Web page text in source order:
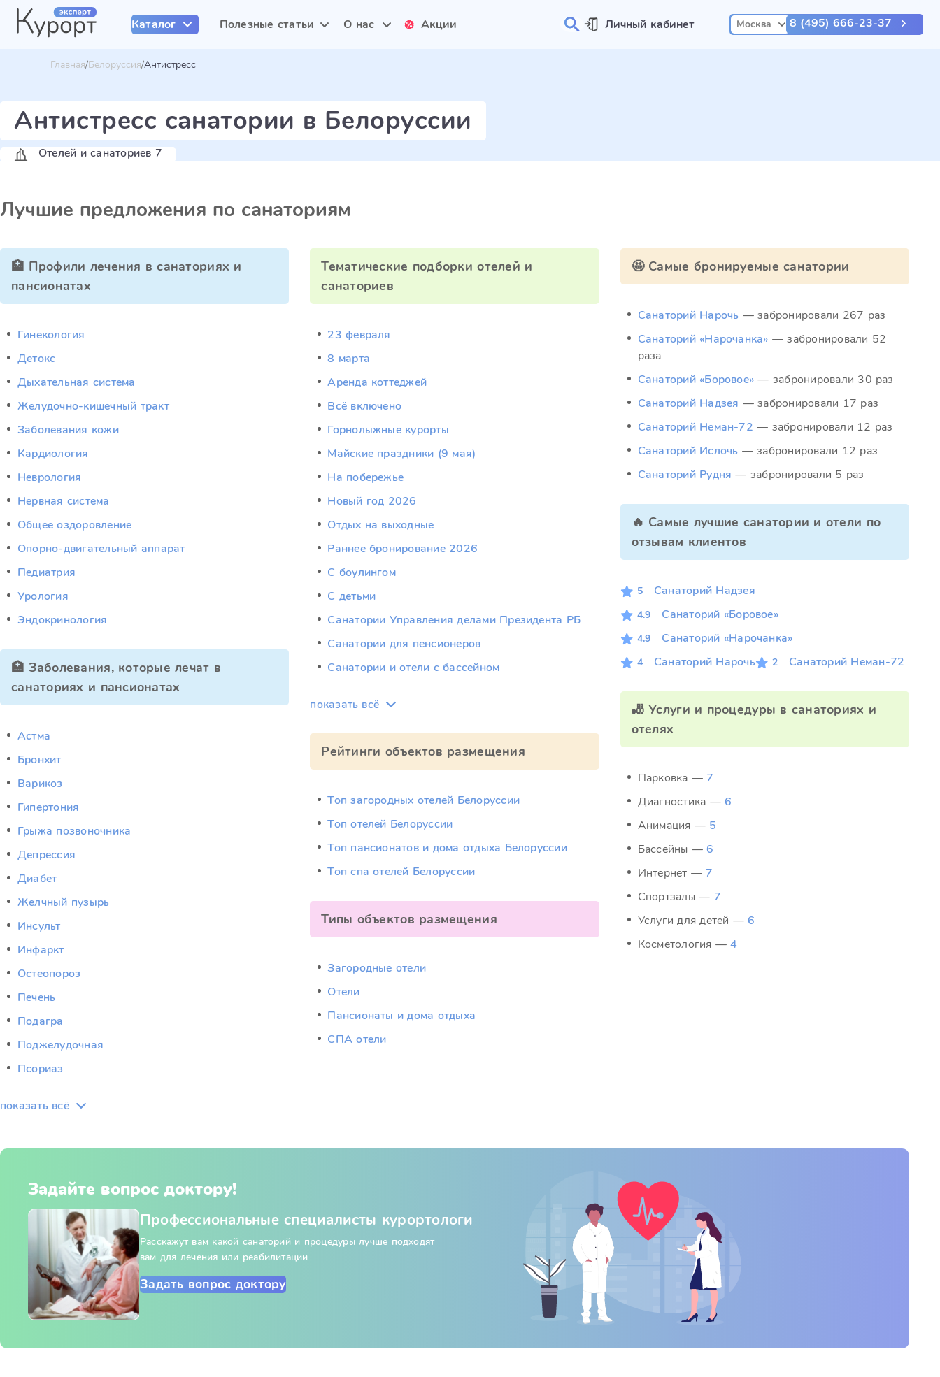
Каталог Полезные статьи О нас Акции Личный кабинет Москва 8 (495) 666-23-37
Главная Белоруссия Антистресс
Антистресс санатории в Белоруссии
Отелей и санаториев 7
Лучшие предложения по санаториям
🏥 Профили лечения в санаториях и
пансионатах
Гинекология
Детокс
Дыхательная система
Желудочно-кишечный тракт
Заболевания кожи
Кардиология
Неврология
Нервная система
Общее оздоровление
Опорно-двигательный аппарат
Педиатрия
Урология
Эндокринология
🏥 Заболевания, которые лечат в
санаториях и пансионатах
Астма
Бронхит
Варикоз
Гипертония
Грыжа позвоночника
Депрессия
Диабет
Желчный пузырь
Инсульт
Инфаркт
Остеопороз
Печень
Подагра
Поджелудочная
Псориаз
показать всё
Тематические подборки отелей и
санаториев
23 февраля
8 марта
Аренда коттеджей
Всё включено
Горнолыжные курорты
Майские праздники (9 мая)
На побережье
Новый год 2026
Отдых на выходные
Раннее бронирование 2026
С боулингом
С детьми
Санатории Управления делами Президента РБ
Санатории для пенсионеров
Санатории и отели с бассейном
показать всё
Рейтинги объектов размещения
Топ загородных отелей Белоруссии
Топ отелей Белоруссии
Топ пансионатов и дома отдыха Белоруссии
Топ спа отелей Белоруссии
Типы объектов размещения
Загородные отели
Отели
Пансионаты и дома отдыха
СПА отели
🤩 Самые бронируемые санатории
Санаторий Нарочь — забронировали 267 раз
Санаторий «Нарочанка» — забронировали 52
раза
Санаторий «Боровое» — забронировали 30 раз
Санаторий Надзея — забронировали 17 раз
Санаторий Неман-72 — забронировали 12 раз
Санаторий Ислочь — забронировали 12 раз
Санаторий Рудня — забронировали 5 раз
🔥 Самые лучшие санатории и отели по
отзывам клиентов
5 Санаторий Надзея
4.9 Санаторий «Боровое»
4.9 Санаторий «Нарочанка»
4 Санаторий Нарочь 2 Санаторий Неман-72
🎳 Услуги и процедуры в санаториях и
отелях
Парковка — 7
Диагностика —6
Анимация — 5
Бассейны —6
Интернет — 7
Спортзалы — 7
Услуги для детей —6
Косметология —4
Задайте вопрос доктору!
Профессиональные специалисты курортологи
Расскажут вам какой санаторий и процедуры лучше подходят
вам для лечения или реабилитации
Задать вопрос доктору